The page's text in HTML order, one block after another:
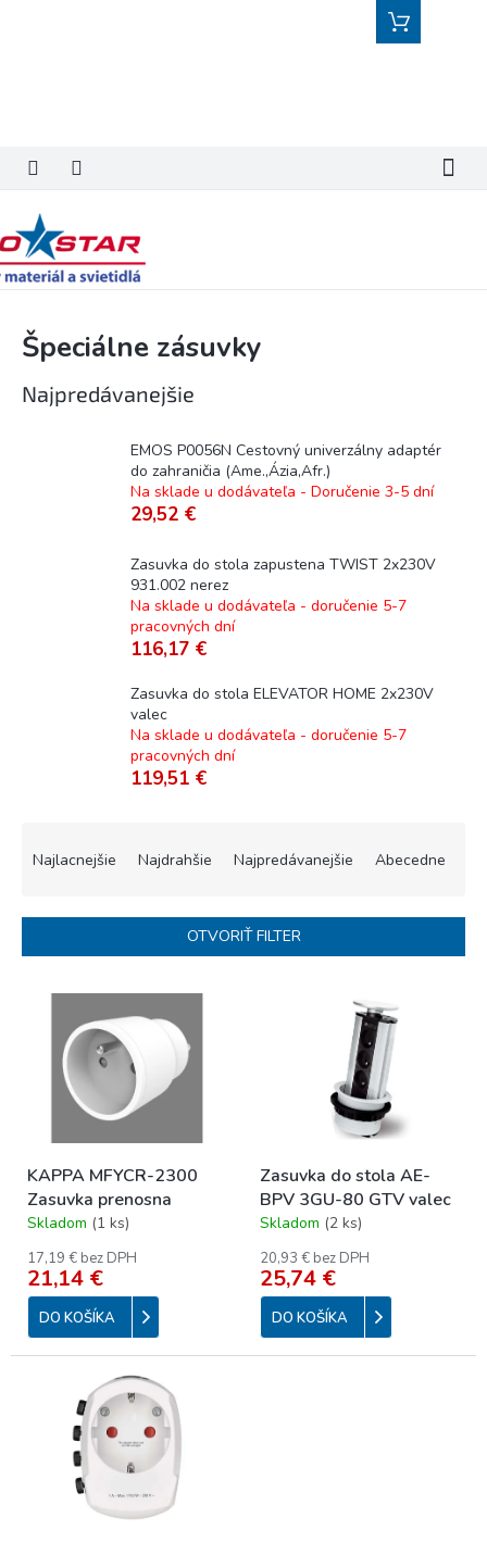
Nákupný
košík
Špeciálne zásuvky
Najpredávanejšie
EMOS P0056N Cestovný univerzálny adaptér
do zahraničia (Ame.,Ázia,Afr.)
Na sklade u dodávateľa - Doručenie 3-5 dní
29,52 €
Zasuvka do stola zapustena TWIST 2x230V
931.002 nerez
Na sklade u dodávateľa - doručenie 5-7
pracovných dní
116,17 €
Zasuvka do stola ELEVATOR HOME 2x230V
valec
Na sklade u dodávateľa - doručenie 5-7
pracovných dní
119,51 €
i
o
v
Najlacnejšie Najdrahšie Najpredávanejšie Abecedne
OTVORIŤ FILTER
d
u
k
o
v
KAPPA MFYCR-2300
Zasuvka prenosna
Skladom (1 ks)
17,19 € bez DPH
21,14 €
DO KOŠÍKA
Zasuvka do stola AE-
BPV 3GU-80 GTV valec
Skladom (2 ks)
20,93 € bez DPH
25,74 €
DO KOŠÍKA